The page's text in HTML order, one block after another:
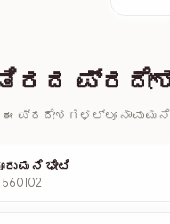
ಪ್ರದೇಶಗಳಲ್ಲೂ ನಾವು ಮನೆ
ಮನೆ ಭೇಟಿ
560102